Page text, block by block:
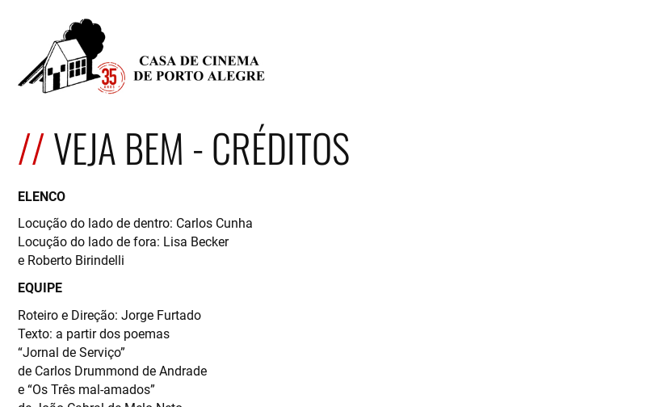
VEJA BEM - CRÉDITOS
ELENCO
Locução do lado de dentro: Carlos Cunha
Locução do lado de fora: Lisa Becker
e Roberto Birindelli
EQUIPE
Roteiro e Direção: Jorge Furtado
Texto: a partir dos poemas
“Jornal de Serviço”
de Carlos Drummond de Andrade
e “Os Três mal-amados”